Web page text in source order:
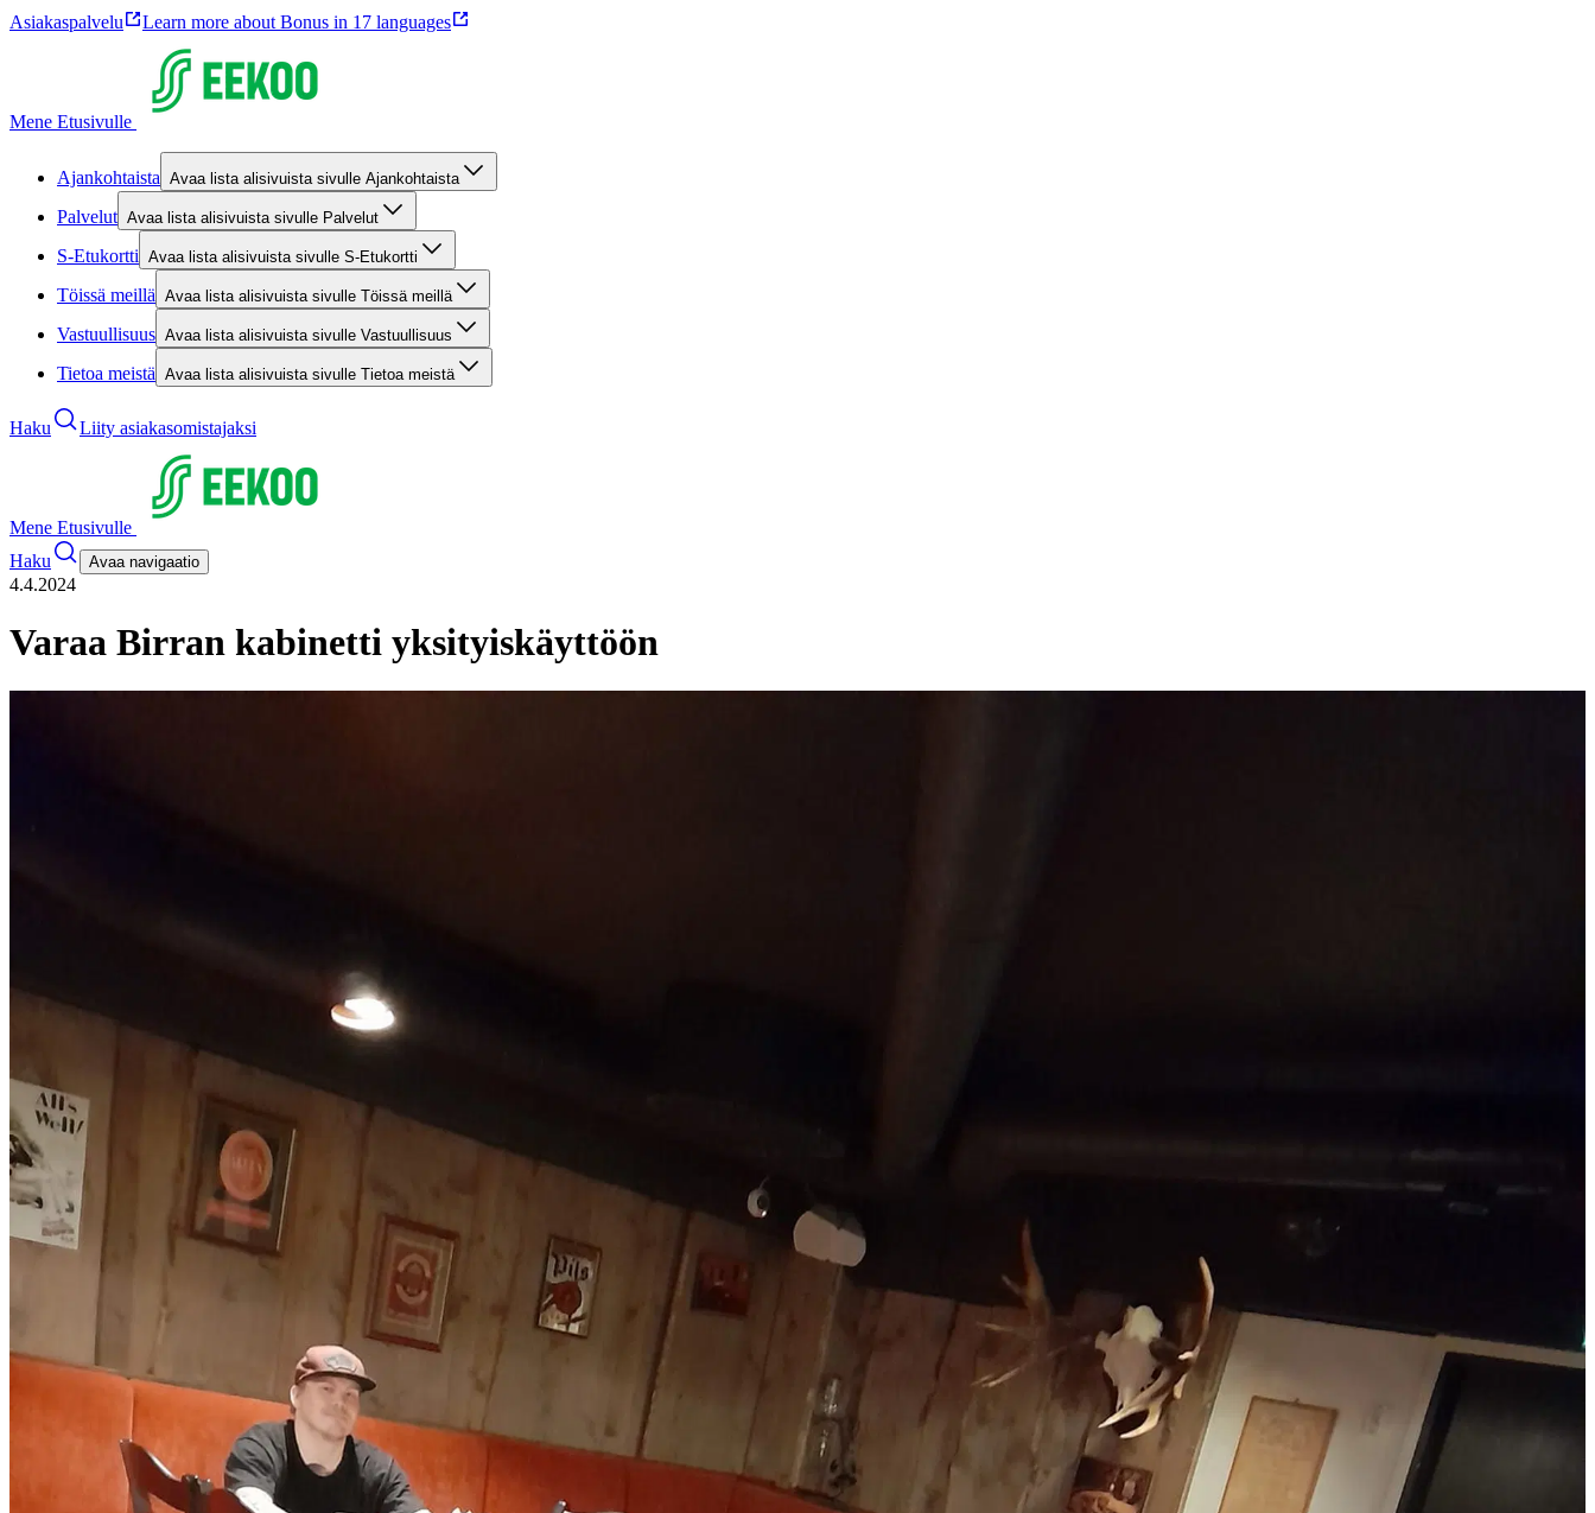
Asiakaspalvelu Learn more about Bonus in 17 languages
Mene Etusivulle
Ajankohtaista Avaa lista alisivuista sivulle Ajankohtaista
Palvelut Avaa lista alisivuista sivulle Palvelut
S-Etukortti Avaa lista alisivuista sivulle S-Etukortti
Töissä meillä Avaa lista alisivuista sivulle Töissä meillä
Vastuullisuus Avaa lista alisivuista sivulle Vastuullisuus
Tietoa meistä Avaa lista alisivuista sivulle Tietoa meistä
Haku Liity asiakasomistajaksi
Mene Etusivulle
Haku
Avaa navigaatio
4.4.2024
Varaa Birran kabinetti yksityiskäyttöön